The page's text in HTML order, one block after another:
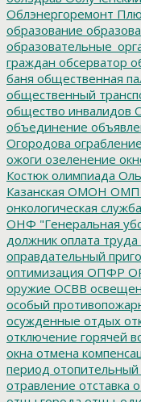
Облэнергоремонт
образование
граждан обсерватор
баня общественная
общественный
общество инвалидов
объединение
Огородова ограбление
ожоги озеленение
Костюк олимпиада
Казанская ОМОН ОМП
онкологическая служба
ОНФ "Генеральная
должник оплата труда
оправдательный
оптимизация ОПФР
оружие ОСВВ
особый
осужденные отдых
отключение горячей
окна отмена
период отопительный
отравление отставка